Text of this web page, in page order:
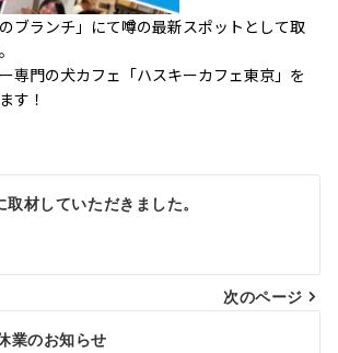
ブランチ」にて噂の最新スポットとして取
専門の犬カフェ「ハスキーカフェ東京」を
す！
材していただきました。
次のページ
業のお知らせ